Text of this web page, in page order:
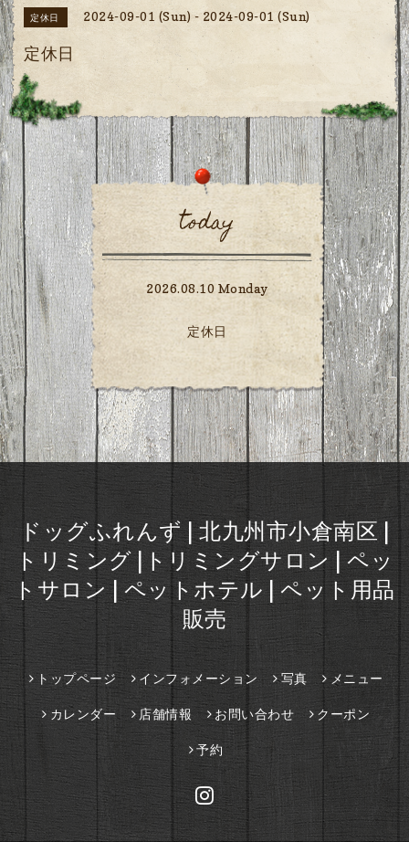
定休日 2024-09-01 (Sun) - 2024-09-01 (Sun)
定休日
today
2026.08.10 Monday
定休日
ドッグふれんず | 北九州市小倉南区 |
トリミング |トリミングサロン | ペッ
トサロン | ペットホテル | ペット用品
販売
トップページ インフォメーション 写真 メニュー
カレンダー 店舗情報 お問い合わせ クーポン
予約